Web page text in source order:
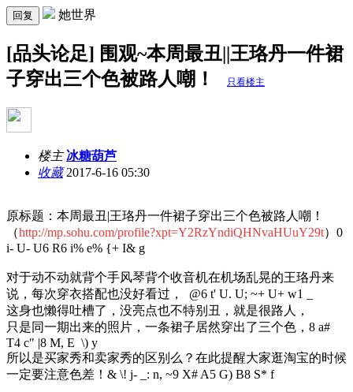
回复 她世界
[品头论足] 围观~本周最丑||王珞丹一件裙
子穿出三个色被路人嘲！
只看楼主
楼主 冰糖葫芦
收藏2017-6-16 05:30
原标题：本周最丑|王珞丹一件裙子穿出三个色被路人嘲！
（http://mp.sohu.com/profile?xpt=Y2RzYndiQHNvaHUuY29t） 0
i- U- U6 R6 i% e% {+ I& g
对于动不动就背个手风琴背个收音机在机场乱晃的王珞丹来
说，每次穿衣搭配也没好看过，
@6 t' U. U; ~+ U+ w1 _
这身也懒得吐槽了，没亮点也不特别丑，就是很路人，
只是同一期出来的照片，一条裙子居然穿出了三个色， 8 a#
T4 c" |8 M, E \) y
所以是买家秀和卖家秀的区别么？在此提醒大家逛淘宝的时候
一定要注意色差！ & \! j- _: n, ~9 X# A5 G) B8 S* f